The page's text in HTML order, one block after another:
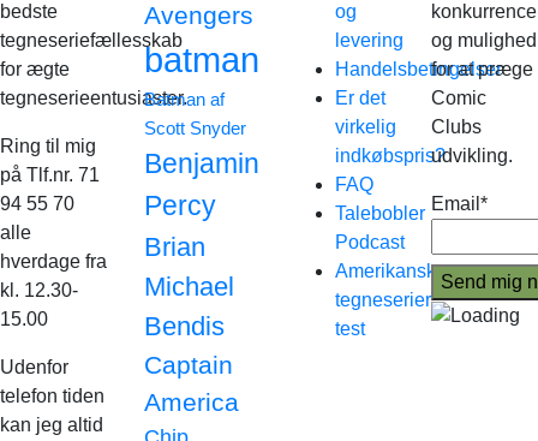
bedste
tegneseriefællesskab
for ægte
tegneserieentusiaster.
Ring til mig
på Tlf.nr. 71
94 55 70
alle
hverdage fra
kl. 12.30-
15.00
Udenfor
telefon tiden
kan jeg altid
Avengers
batman
Batman af
Scott Snyder
Benjamin
Percy
Brian
Michael
Bendis
Captain
America
og
levering
Handelsbetingelser
Er det
virkelig
indkøbspris?
FAQ
Talebobler
Podcast
Amerikanske
tegneserier
test
og mulighed
for at præge
Comic
Clubs
udvikling.
Email*